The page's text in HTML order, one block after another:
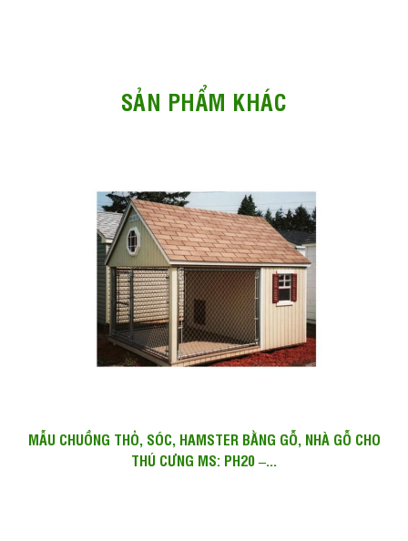
SẢN PHẨM KHÁC
MẪU CHUỒNG THỎ, SÓC, HAMSTER BẰNG GỖ, NHÀ GỖ CHO
THÚ CƯNG MS: PH20 –...